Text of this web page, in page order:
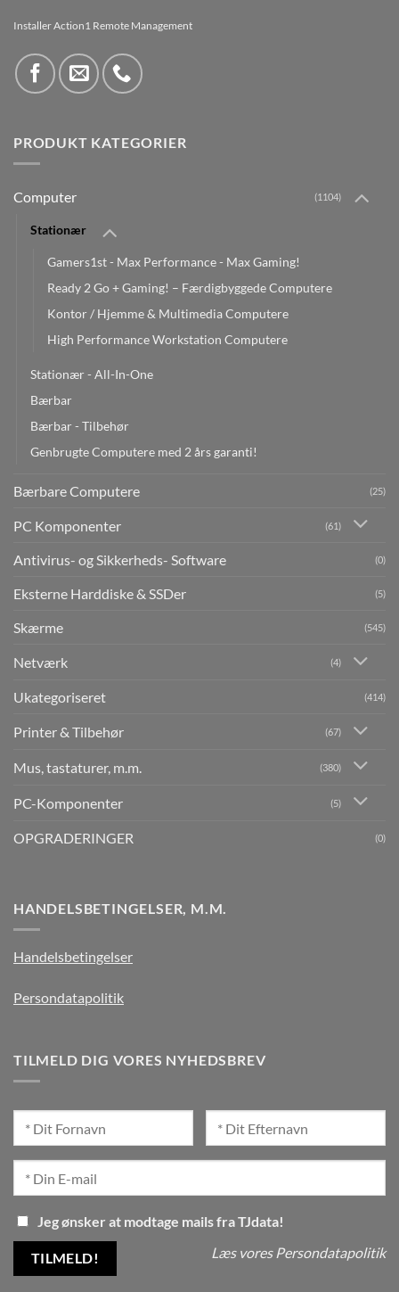
Installer Action1 Remote Management
PRODUKT KATEGORIER
Computer (1104)
Stationær
Gamers1st - Max Performance - Max Gaming!
Ready 2 Go + Gaming! – Færdigbyggede Computere
Kontor / Hjemme & Multimedia Computere
High Performance Workstation Computere
Stationær - All-In-One
Bærbar
Bærbar - Tilbehør
Genbrugte Computere med 2 års garanti!
Bærbare Computere (25)
PC Komponenter (61)
Antivirus- og Sikkerheds- Software (0)
Eksterne Harddiske & SSDer (5)
Skærme (545)
Netværk (4)
Ukategoriseret (414)
Printer & Tilbehør (67)
Mus, tastaturer, m.m. (380)
PC-Komponenter (5)
OPGRADERINGER (0)
HANDELSBETINGELSER, M.M.
Handelsbetingelser
Persondatapolitik
TILMELD DIG VORES NYHEDSBREV
Jeg ønsker at modtage mails fra TJdata!
Læs vores Persondatapolitik